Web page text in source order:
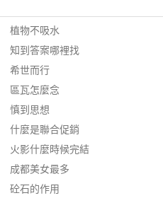
植物不吸水
知到答案哪裡找
希世而行
區瓦怎麼念
慎到思想
什麼是聯合促銷
火影什麼時候完結
成都美女最多
砼石的作用